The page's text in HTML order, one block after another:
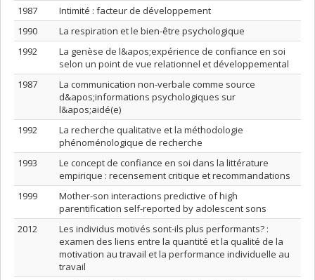
1987
Intimité : facteur de développement
1990
La respiration et le bien-être psychologique
1992
La genèse de l&apos;expérience de confiance en soi
selon un point de vue relationnel et développemental
1987
La communication non-verbale comme source
d&apos;informations psychologiques sur
l&apos;aidé(e)
1992
La recherche qualitative et la méthodologie
phénoménologique de recherche
1993
Le concept de confiance en soi dans la littérature
empirique : recensement critique et recommandations
1999
Mother-son interactions predictive of high
parentification self-reported by adolescent sons
2012
Les individus motivés sont-ils plus performants? :
examen des liens entre la quantité et la qualité de la
motivation au travail et la performance individuelle au
travail